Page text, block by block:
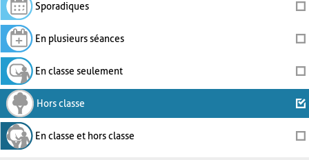
Sporadiques
En plusieurs séances
En classe seulement
Hors classe
En classe et hors classe